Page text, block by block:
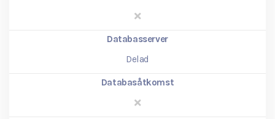
Databasserver
Delad
Databasåtkomst